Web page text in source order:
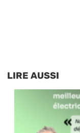
LIRE AUSSI